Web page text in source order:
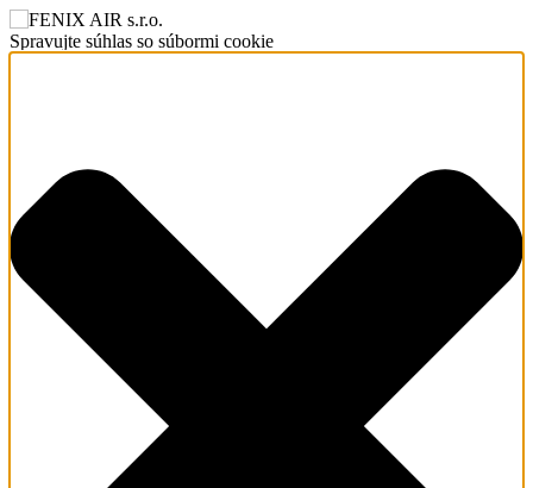
Spravujte súhlas so súbormi cookie